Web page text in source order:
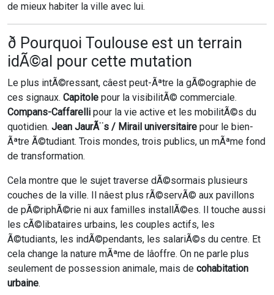
de mieux habiter la ville avec lui.
ð Pourquoi Toulouse est un terrain
idÃ©al pour cette mutation
Le plus intÃ©ressant, câest peut-Ãªtre la gÃ©ographie de
ces signaux. Capitole pour la visibilitÃ© commerciale.
Compans-Caffarelli pour la vie active et les mobilitÃ©s du
quotidien. Jean JaurÃ¨s / Mirail universitaire pour le bien-
Ãªtre Ã©tudiant. Trois mondes, trois publics, un mÃªme fond
de transformation.
Cela montre que le sujet traverse dÃ©sormais plusieurs
couches de la ville. Il nâest plus rÃ©servÃ© aux pavillons
de pÃ©riphÃ©rie ni aux familles installÃ©es. Il touche aussi
les cÃ©libataires urbains, les couples actifs, les
Ã©tudiants, les indÃ©pendants, les salariÃ©s du centre. Et
cela change la nature mÃªme de lâoffre. On ne parle plus
seulement de possession animale, mais de cohabitation
urbaine.